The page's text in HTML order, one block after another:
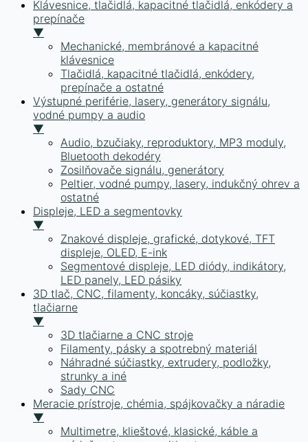
Klávesnice, tlačidlá, kapacitné tlačidlá, enkódery a
prepínače
▼
Mechanické, membránové a kapacitné
klávesnice
Tlačidlá, kapacitné tlačidlá, enkódery,
prepínače a ostatné
Výstupné periférie, lasery, generátory signálu,
vodné pumpy a audio
▼
Audio, bzučiaky, reproduktory, MP3 moduly,
Bluetooth dekodéry
Zosilňovače signálu, generátory
Peltier, vodné pumpy, lasery, indukčný ohrev a
ostatné
Displeje, LED a segmentovky
▼
Znakové displeje, grafické, dotykové, TFT
displeje, OLED, E-ink
Segmentové displeje, LED diódy, indikátory,
LED panely, LED pásiky
3D tlač, CNC, filamenty, koncáky, súčiastky,
tlačiarne
▼
3D tlačiarne a CNC stroje
Filamenty, pásky a spotrebný materiál
Náhradné súčiastky, extrudery, podložky,
strunky a iné
Sady CNC
Meracie prístroje, chémia, spájkovačky a náradie
▼
Multimetre, klieštové, klasické, káble a